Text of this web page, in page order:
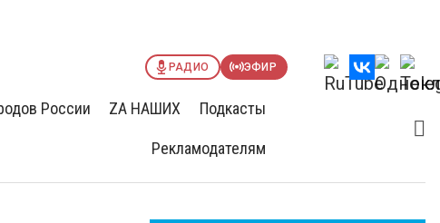
РАДИО ЭФИР
России ZА НАШИХ Подкасты
Рекламодателям